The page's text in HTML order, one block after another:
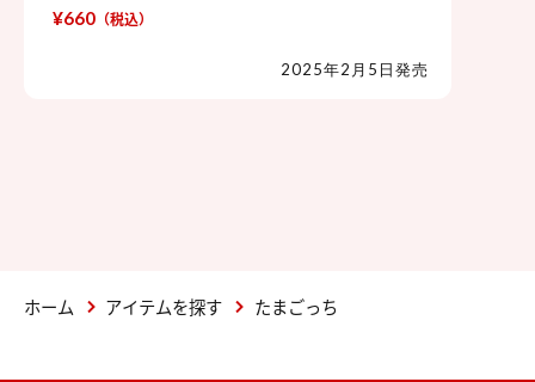
¥660 （税込）
2025年2月5日発売
ホーム アイテムを探す たまごっち